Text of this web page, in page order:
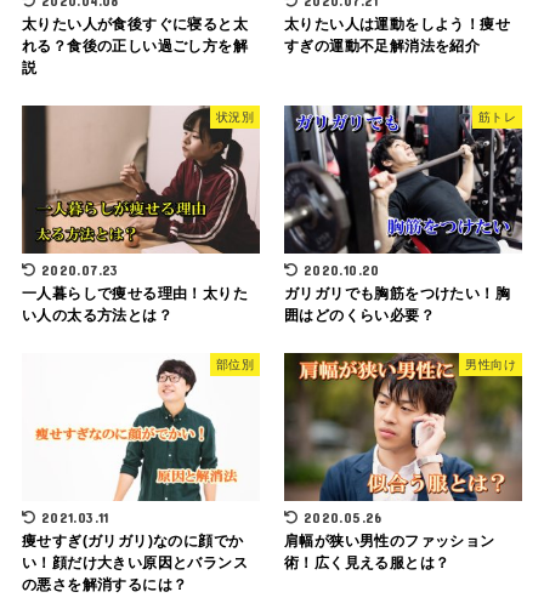
太りたい人が食後すぐに寝ると太
れる？食後の正しい過ごし方を解
説
太りたい人は運動をしよう！痩せ
すぎの運動不足解消法を紹介
状況別
2020.07.23
一人暮らしで痩せる理由！太りた
い人の太る方法とは？
筋トレ
2020.10.20
ガリガリでも胸筋をつけたい！胸
囲はどのくらい必要？
部位別
2021.03.11
痩せすぎ(ガリガリ)なのに顔でか
い！顔だけ大きい原因とバランス
の悪さを解消するには？
男性向け
2020.05.26
肩幅が狭い男性のファッション
術！広く見える服とは？